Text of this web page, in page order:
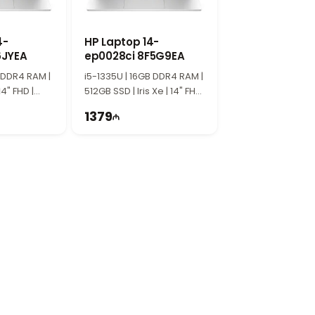
с различными приложениями.
конструкция делают ноутбук
время.
RAM |
FHD |
HP Laptop 14-
ep0028ci 8F5G9EA
i5-1335U | 16GB DDR4 RAM |
512GB SSD | Iris Xe | 14" FHD
1379